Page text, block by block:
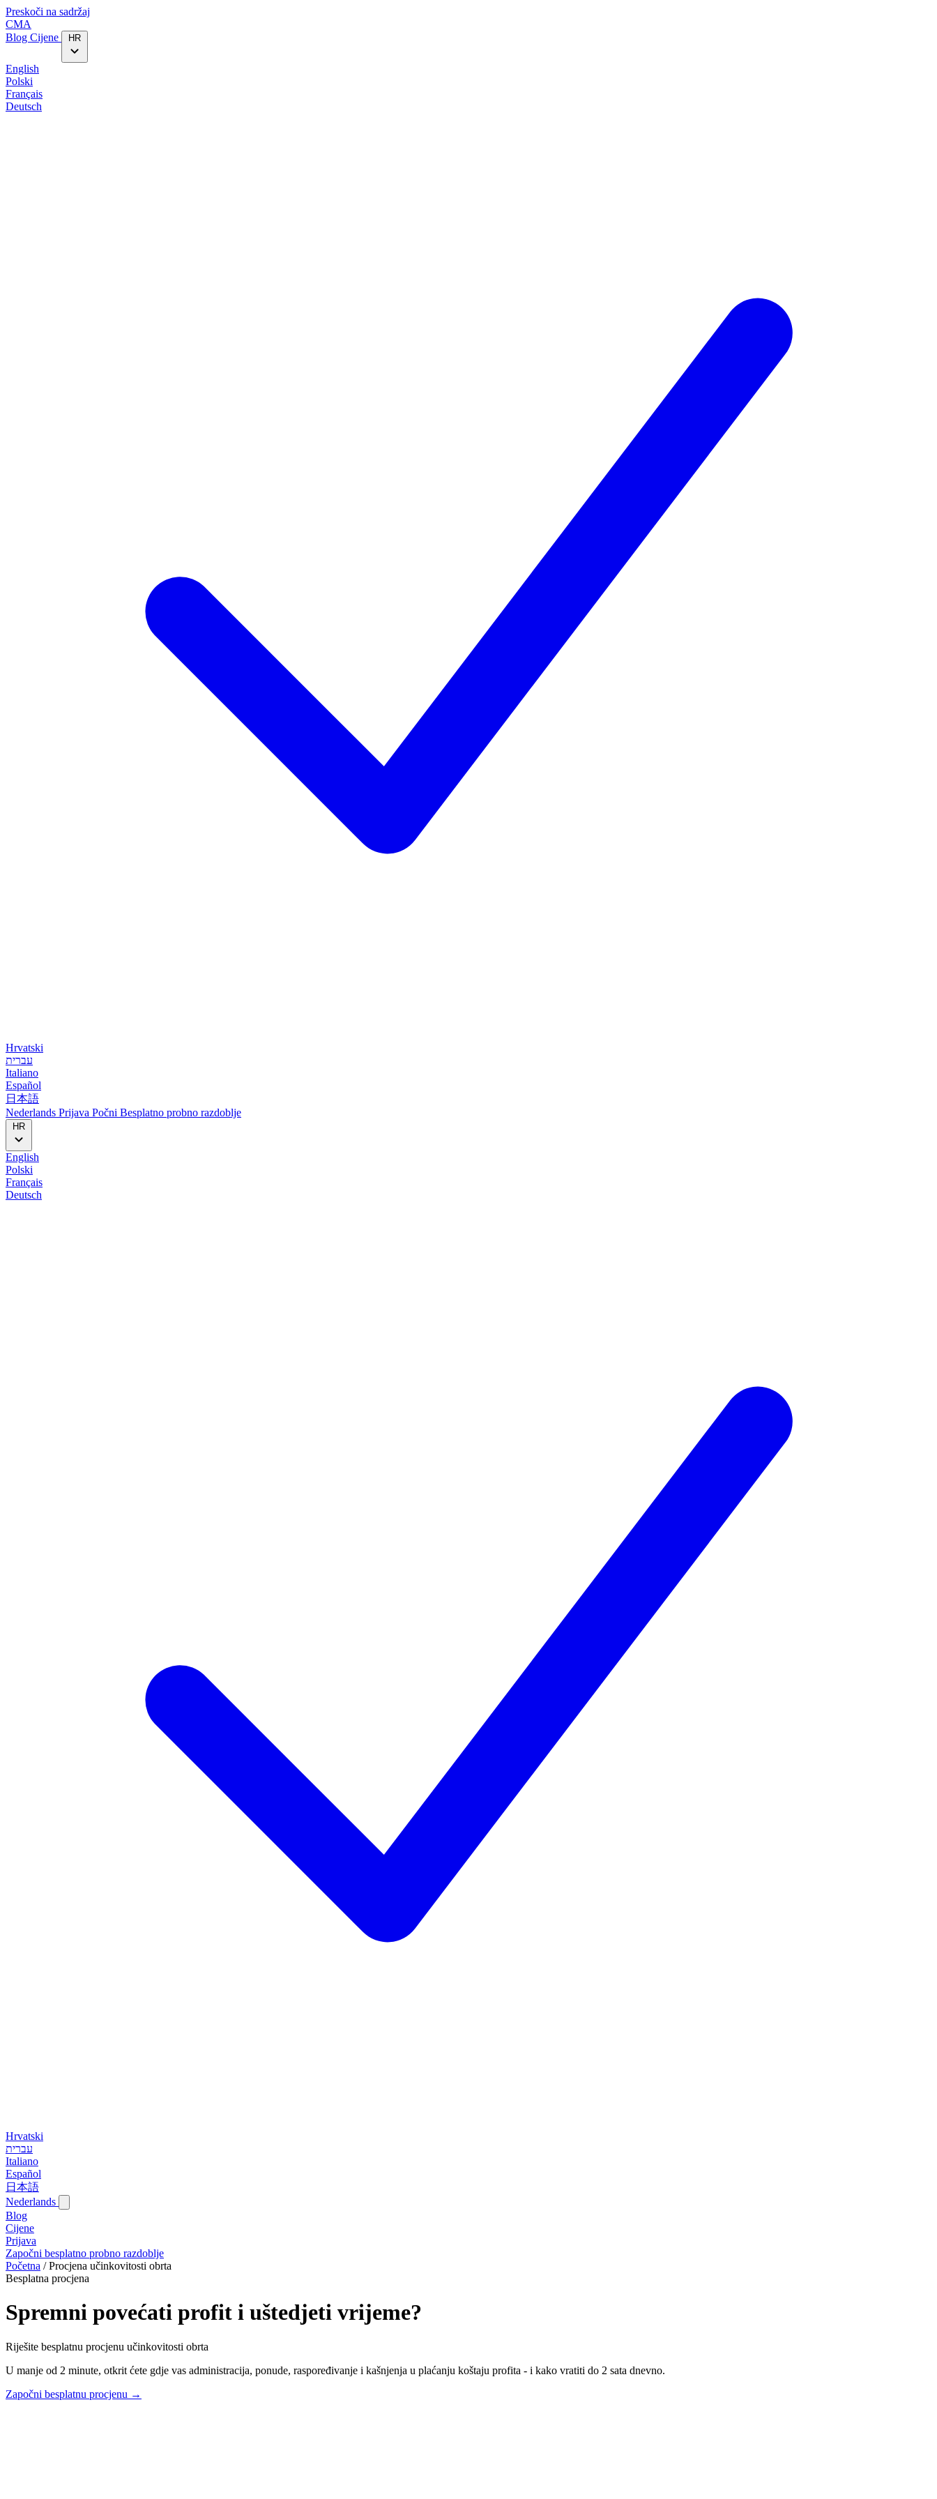
Preskoči na sadržaj
CMA
Blog‎ Cijene HR
English
Polski
Français
Deutsch
Hrvatski
עברית
Italiano
Español
日本語
Nederlands Prijava Počni Besplatno probno razdoblje
HR
English
Polski
Français
Deutsch
Hrvatski
עברית
Italiano
Español
日本語
Nederlands
Blog‎
Cijene
Prijava
Započni besplatno probno razdoblje
Početna / Procjena učinkovitosti obrta
Besplatna procjena
Spremni povećati profit i uštedjeti vrijeme?
Riješite besplatnu procjenu učinkovitosti obrta
U manje od 2 minute, otkrit ćete gdje vas administracija, ponude, raspoređivanje i kašnjenja u plaćanju koštaju profita - i kako vratiti do 2 sata dnevno.
Započni besplatnu procjenu →